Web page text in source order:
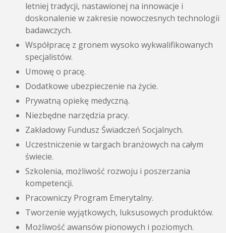
letniej tradycji, nastawionej na innowacje i
doskonalenie w zakresie nowoczesnych technologii
badawczych.
Współpracę z gronem wysoko wykwalifikowanych
specjalistów.
Umowę o pracę.
Dodatkowe ubezpieczenie na życie.
Prywatną opiekę medyczną.
Niezbędne narzędzia pracy.
Zakładowy Fundusz Świadczeń Socjalnych.
Uczestniczenie w targach branżowych na całym
świecie.
Szkolenia, możliwość rozwoju i poszerzania
kompetencji.
Pracowniczy Program Emerytalny.
Tworzenie wyjątkowych, luksusowych produktów.
Możliwość awansów pionowych i poziomych.